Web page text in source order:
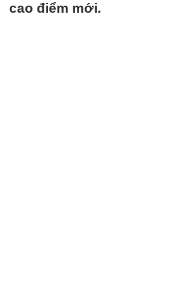
cao điểm mới.